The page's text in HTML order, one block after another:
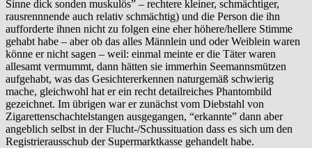
Sinne dick sonden muskulös” – rechtere kleiner, schmächtiger,
rausrennnende auch relativ schmächtig) und die Person die ihn
aufforderte ihnen nicht zu folgen eine eher höhere/hellere Stimme
gehabt habe – aber ob das alles Männlein und oder Weiblein waren
könne er nicht sagen – weil: einmal meinte er die Täter waren
allesamt vermummt, dann hätten sie immerhin Seemannsmützen
aufgehabt, was das Gesichtererkennen naturgemäß schwierig
mache, gleichwohl hat er ein recht detailreiches Phantombild
gezeichnet. Im übrigen war er zunächst vom Diebstahl von
Zigarettenschachtelstangen ausgegangen, “erkannte” dann aber
angeblich selbst in der Flucht-/Schussituation dass es sich um den
Registrierausschub der Supermarktkasse gehandelt habe.